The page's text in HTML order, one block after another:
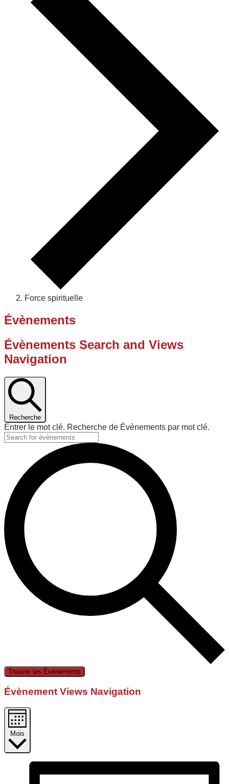
Force spirituelle
Évènements
Évènements Search and Views
Navigation
Recherche
Entrer le mot clé. Recherche de Évènements par mot clé.
Trouver les Évènements
Évènement Views Navigation
Mois